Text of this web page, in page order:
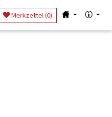
Merkzettel (0)